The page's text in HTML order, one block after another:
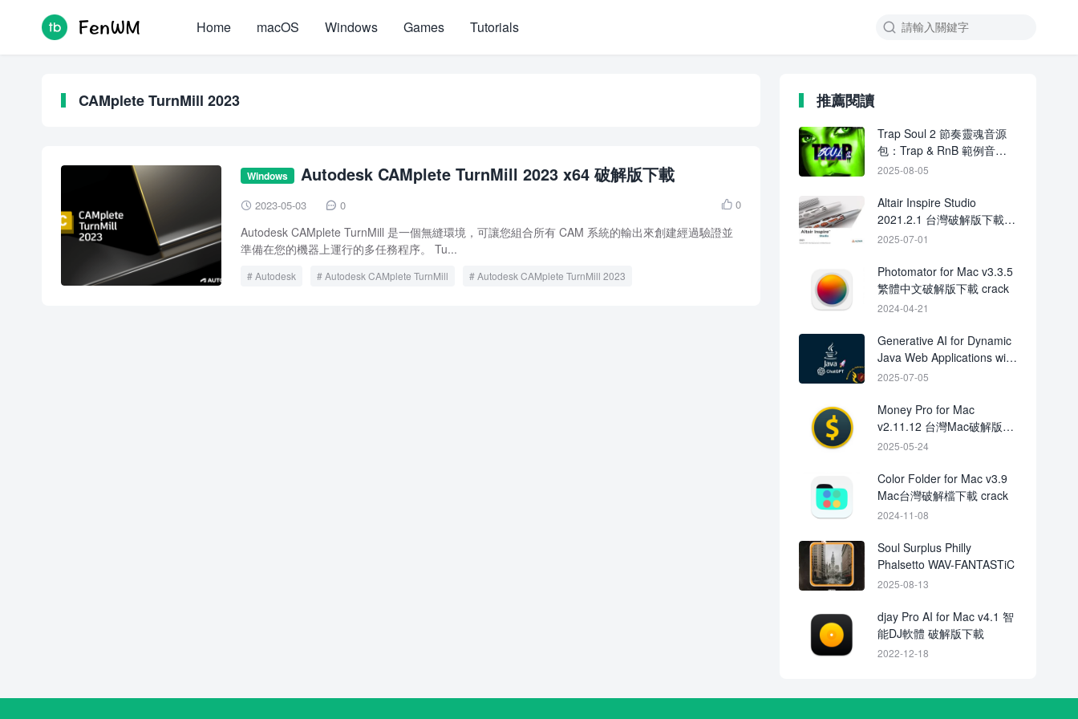

Home macOS Windows Games Tutorials
CAMplete TurnMill 2023
Windows Autodesk CAMplete TurnMill 2023 x64 破解版下載
 2023-05-03  0  0
Autodesk CAMplete TurnMill 是一個無縫環境，可讓您組合所有 CAM 系統的輸出來創建經過驗證並
準備在您的機器上運行的多任務程序。 Tu...
Autodesk Autodesk CAMplete TurnMill
Autodesk CAMplete TurnMill 2023
推薦閱讀
Trap Soul 2 節奏靈魂音源
包：Trap & RnB 範例音色
＋MIDI 檔下載
2025-08-05
Altair Inspire Studio
2021.2.1 台灣破解版下載
CRACK
2025-07-01
Photomator for Mac v3.3.5
繁體中文破解版下載 crack
2024-04-21
Generative AI for Dynamic
Java Web Applications with
ChatGPT
2025-07-05
Money Pro for Mac
v2.11.12 台灣Mac破解版下
載 Crack
2025-05-24
Color Folder for Mac v3.9
Mac台灣破解檔下載 crack
2024-11-08
Soul Surplus Philly
Phalsetto WAV-FANTASTiC
2025-08-13
djay Pro AI for Mac v4.1 智
能DJ軟體 破解版下載
2022-12-18